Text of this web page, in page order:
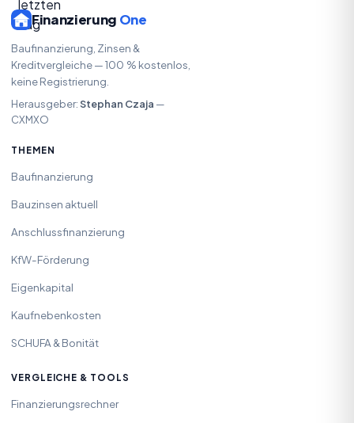
Finanzierung One
Baufinanzierung, Zinsen &
Kreditvergleiche — 100 % kostenlos,
keine Registrierung.
Herausgeber:Stephan Czaja —
CXMXO
THEMEN
Baufinanzierung
Bauzinsen aktuell
Anschlussfinanzierung
KfW-Förderung
Eigenkapital
Kaufnebenkosten
SCHUFA & Bonität
VERGLEICHE & TOOLS
Finanzierungsrechner